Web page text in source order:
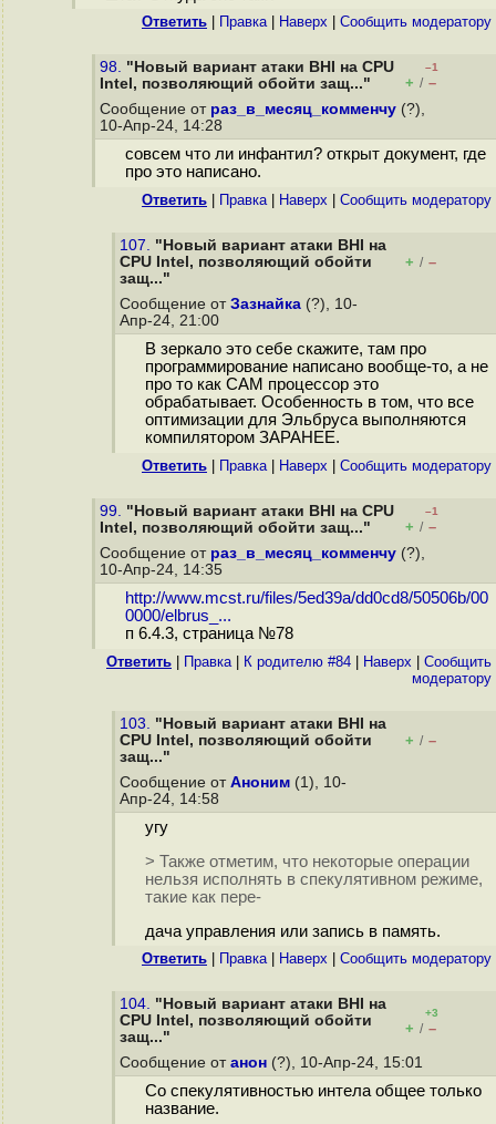
Ответить Правка| Наверх Cообщить модератору
98. "Новый вариант атаки BHI на CPU
Intel, позволяющий обойти защ..."
–1
+ / –
Сообщение от раз_в_месяц_комменчу (?),
10-Апр-24, 14:28
совсем что ли инфантил? открыт документ, где
про это написано.
Ответить Правка| Наверх Cообщить модератору
107. "Новый вариант атаки BHI на
CPU Intel, позволяющий обойти
защ..."
+ / –
Сообщение от Зазнайка (?), 10-
Апр-24, 21:00
В зеркало это себе скажите, там про
программирование написано вообще-то, а не
про то как САМ процессор это
обрабатывает. Особенность в том, что все
оптимизации для Эльбруса выполняются
компилятором ЗАРАНЕЕ.
Ответить Правка| Наверх Cообщить модератору
99. "Новый вариант атаки BHI на CPU
Intel, позволяющий обойти защ..."
–1
+ / –
Сообщение от раз_в_месяц_комменчу (?),
10-Апр-24, 14:35
http://www.mcst.ru/files/5ed39a/dd0cd8/50506b/00
0000/elbrus_...
п 6.4.3, страница №78
Ответить Правка| К родителю #84 Наверх
Cообщить
модератору
103. "Новый вариант атаки BHI на
CPU Intel, позволяющий обойти
защ..."
+ / –
Сообщение от Аноним (1), 10-
Апр-24, 14:58
угу
> Также отметим, что некоторые операции
нельзя исполнять в спекулятивном режиме,
такие как пере-
дача управления или запись в память.
Ответить Правка| Наверх Cообщить модератору
104. "Новый вариант атаки BHI на
CPU Intel, позволяющий обойти
защ..."
+3
+ / –
Сообщение от анон (?), 10-Апр-24, 15:01
Со спекулятивностью интела общее только
название.